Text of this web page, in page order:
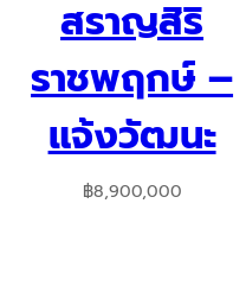
สราญสิริ
ราชพฤกษ์ –
แจ้งวัฒนะ
฿8,900,000